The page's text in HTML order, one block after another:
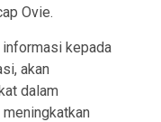
Ovie.
informasi kepada
akan
dalam